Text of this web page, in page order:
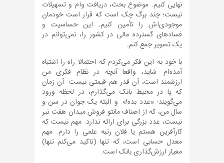
نهایی کنیم. موضوع بحث، دریافت وام و تسهیلات
نیست؛ چند برگ چک است که قرار است خودمان
موجودی‌اش را تأمین کنیم. این حساسیت و
فسادهای گسترده مالی در کشور را، نمی‌توانم در
یک تصویر جمع کنم.
با خود به این فکر می‌کردم که احتمالا راه را اشتباه
آمده‌ام. شاید، واقعا آنچه در نظام فکری من
ارزشمند است، آن قدر هم قیمتی نیست. آن زمان
که پا در محیط بانک می‌گذارم، در لحظه ورود
می‌گویند: «عدد بده!». و البته یک جوان در سن و
سال من، که از اصناف مانتو فروش میدان هفت تیر
نیست، عدد بزرگی برای ارائه ندارد. مهم نیست که
کارآفرین هستم یا فلان رتبه علمی را دارم. مهم
معدل حسابی است، که تنها (تاکید می‌کنم تنها)
معیار ارزش‌گذاری بانک است.